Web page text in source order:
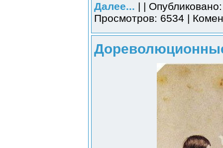
Далее... | |
Просмотров: 6534 |